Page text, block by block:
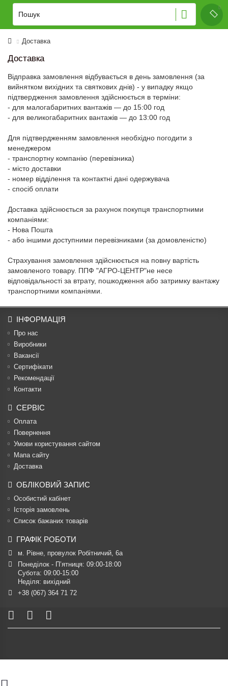
Доставка
Доставка
Відправка замовлення відбувається в день замовлення (за
вийнятком вихідних та святкових днів) - у випадку якщо
підтвердження замовлення здійснюється в терміни:
- для малогабаритних вантажів — до 15:00 год
- для великогабаритних вантажів — до 13:00 год
Для підтвердженням замовлення необхідно погодити з
менеджером
- транспортну компанію (перевізника)
- місто доставки
- номер відділення та контактні дані одержувача
- спосіб оплати
Доставка здійснюється за рахунок покупця транспортними
компаніями:
- Нова Пошта
- або іншими доступними перевізниками (за домовленістю)
Страхування замовлення здійснюється на повну вартість
замовленого товару. ППФ "АГРО-ЦЕНТР"не несе
відповідальності за втрату, пошкодження або затримку вантажу
транспортними компаніями.
ІНФОРМАЦІЯ
Про нас
Виробники
Вакансії
Сертифікати
Рекомендації
Контакти
СЕРВІС
Оплата
Повернення
Умови користування сайтом
Мапа сайту
Доставка
ОБЛІКОВИЙ ЗАПИС
Особистий кабінет
Історія замовлень
Список бажаних товарів
ГРАФІК РОБОТИ
м. Рівне, провулок Робітничий, 6а
Понеділок - П’ятниця: 09:00-18:00
Субота: 09:00-15:00
Неділя: вихідний
+38 (067) 364 71 72